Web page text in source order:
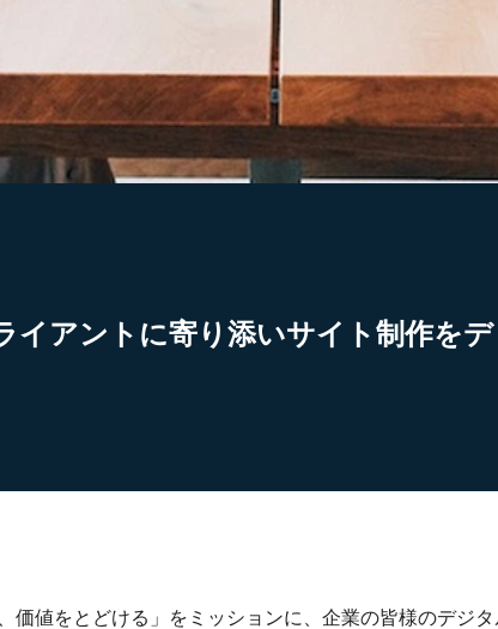
イアントに寄り添いサイト制作を
価値をとどける」をミッションに、企業の皆様のデジタ